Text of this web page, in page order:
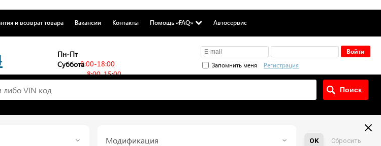
и возврат товара Вакансии Контакты Помощь «FAQ» Автосервис
Пн-Пт
8:00-18:00
Суббота
8:00-15:00
Запомнить меня Регистрация
Модификация OK Сбросить